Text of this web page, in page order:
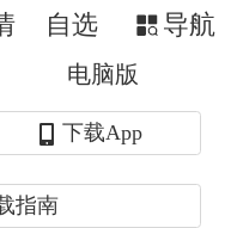
佳单日表现。
、康宁
自选 导航
电脑版
下载App
指南